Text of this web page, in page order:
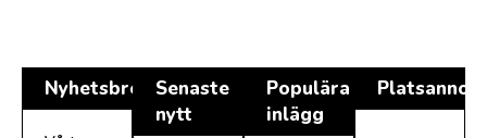
Nyhetsbrev
Senaste
nytt
Populära
inlägg